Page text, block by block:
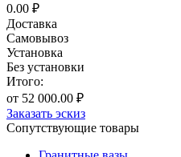
0.00 ₽
Доставка
Самовывоз
Установка
Без установки
Итого:
от 52 000.00 ₽
Заказать эскиз
Сопутствующие товары